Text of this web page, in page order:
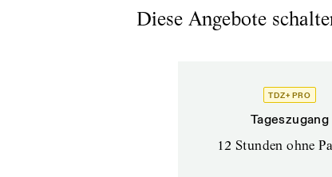
Diese Angebote
TDZ+ PRO
Tageszugang
12 Stunden ohne